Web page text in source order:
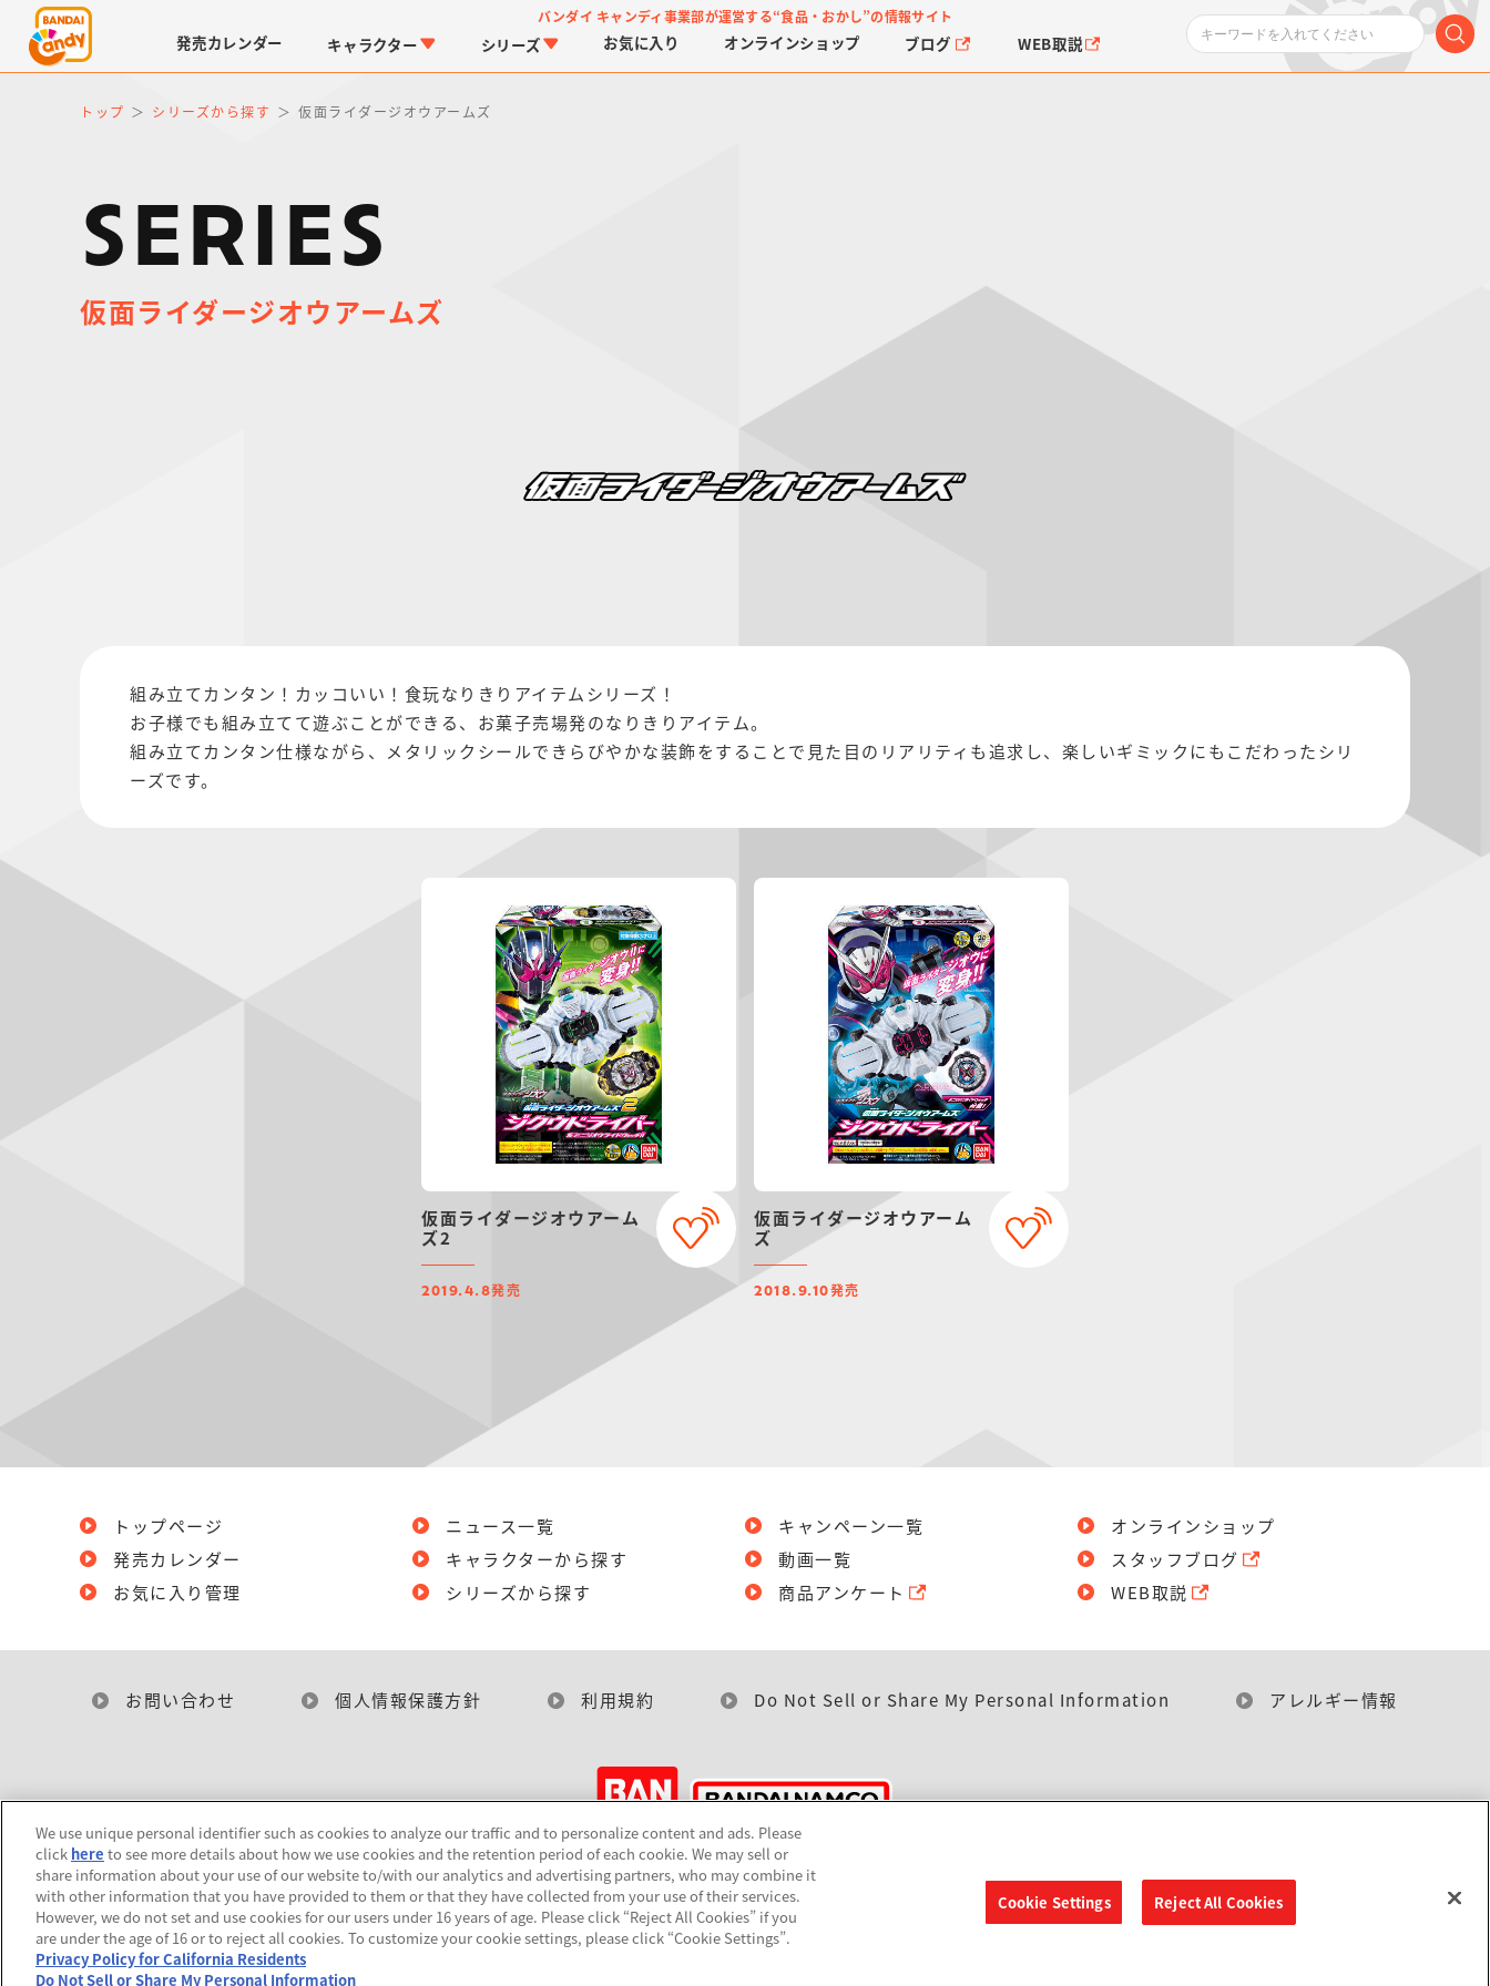
バンダイ キャンディ事業部が運営する“食品・おかし”の情報サイト
発売カレンダー キャラクター
LINK TRAVELERS 仮面ライダーシリーズ
シリーズ
チョコボックス キャラパキ
お気に入り オンラインショップ ブログ WEB取説
トップ シリーズから探す 仮面ライダージオウアームズ
SERIES
仮面ライダージオウアームズ
組み立てカンタン！カッコいい！食玩なりきりアイテムシリーズ！
お子様でも組み立てて遊ぶことができる、お菓子売場発のなりきりアイテム。
組み立てカンタン仕様ながら、メタリックシールできらびやかな装飾をすることで見た目のリアリティも追求し、楽しいギミックにもこだわったシリ
ーズです。
仮面ライダージオウアーム
ズ2
2019.4.8発売
仮面ライダージオウアーム
ズ
2018.9.10発売
トップページ
発売カレンダー
お気に入り管理
ニュース一覧
キャラクターから探す
シリーズから探す
キャンペーン一覧
動画一覧
商品アンケート
オンラインショップ
スタッフブログ
WEB取説
お問い合わせ 個人情報保護方針 利用規約 Do Not Sell or Share My Personal Information アレルギー情報
©BANDAI
▼コピーライト一覧を表示する
We use unique personal identifier such as cookies to analyze our traffic and to personalize content and ads. Please
click here to see more details about how we use cookies and the retention period of each cookie. We may sell or
share information about your use of our website to/with our analytics and advertising partners, who may combine it
with other information that you have provided to them or that they have collected from your use of their services.
However, we do not set and use cookies for our users under 16 years of age. Please click “Reject All Cookies” if you
are under the age of 16 or to reject all cookies. To customize your cookie settings, please click “Cookie Settings”.
Privacy Policy for California Residents
Do Not Sell or Share My Personal Information
Cookie Settings Reject All Cookies